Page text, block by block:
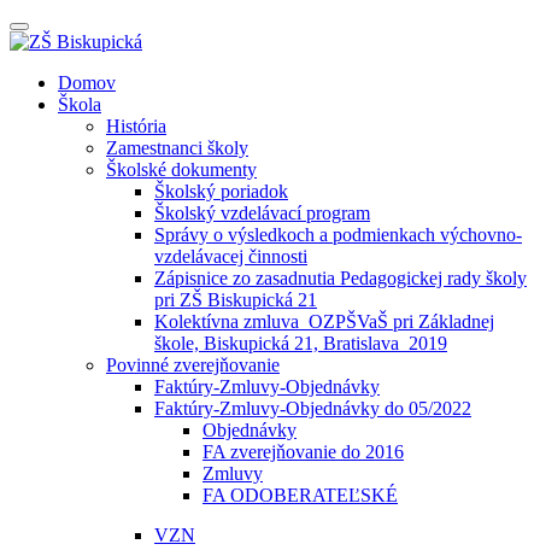
Prepínateľná
navigácia
Prejsť
Domov
Škola
História
Zamestnanci školy
Školské dokumenty
Školský poriadok
Školský vzdelávací program
Správy o výsledkoch a podmienkach výchovno-
vzdelávacej činnosti
Zápisnice zo zasadnutia Pedagogickej rady školy
pri ZŠ Biskupická 21
Kolektívna zmluva_OZPŠVaŠ pri Základnej
škole, Biskupická 21, Bratislava_2019
Povinné zverejňovanie
Faktúry-Zmluvy-Objednávky
Faktúry-Zmluvy-Objednávky do 05/2022
Objednávky
FA zverejňovanie do 2016
Zmluvy
FA ODOBERATEĽSKÉ
VZN